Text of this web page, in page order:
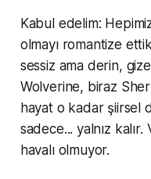
Kabul edelim:
olmayı romantize
sessiz ama derin,
Wolverine, biraz
hayat o kadar şiirsel
sadece... yalnız
havalı olmuyor.